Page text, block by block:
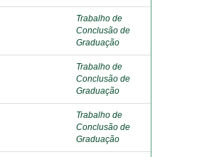
Trabalho de
Conclusão de
Graduação
Trabalho de
Conclusão de
Graduação
Trabalho de
Conclusão de
Graduação